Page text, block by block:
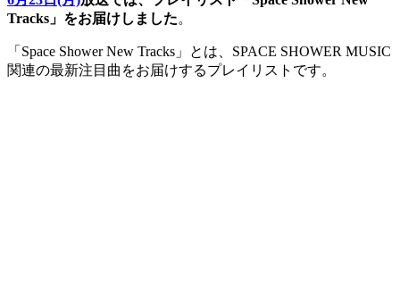
Tracks」をお届けしました。
「Space Shower New Tracks」とは、SPACE SHOWER MUSIC
関連の最新注目曲をお届けするプレイリストです。